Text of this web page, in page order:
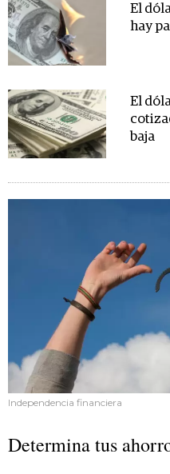
El
hay
El
baja
Independencia financiera
Determina tus